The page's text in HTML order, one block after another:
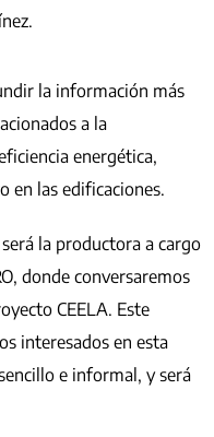
la información más
a la
energética,
en las edificaciones.
la productora a cargo
donde conversaremos
CEELA. Este
interesados en esta
e informal, y será